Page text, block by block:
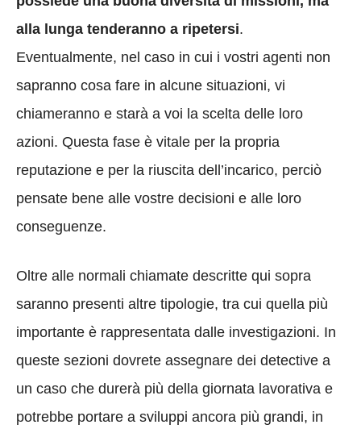
alla lunga tenderanno a ripetersi.
Eventualmente, nel caso in cui i vostri agenti non
sapranno cosa fare in alcune situazioni, vi
chiameranno e starà a voi la scelta delle loro
azioni. Questa fase è vitale per la propria
reputazione e per la riuscita dell’incarico, perciò
pensate bene alle vostre decisioni e alle loro
conseguenze.
Oltre alle normali chiamate descritte qui sopra
saranno presenti altre tipologie, tra cui quella più
importante è rappresentata dalle investigazioni. In
queste sezioni dovrete assegnare dei detective a
un caso che durerà più della giornata lavorativa e
potrebbe portare a sviluppi ancora più grandi, in